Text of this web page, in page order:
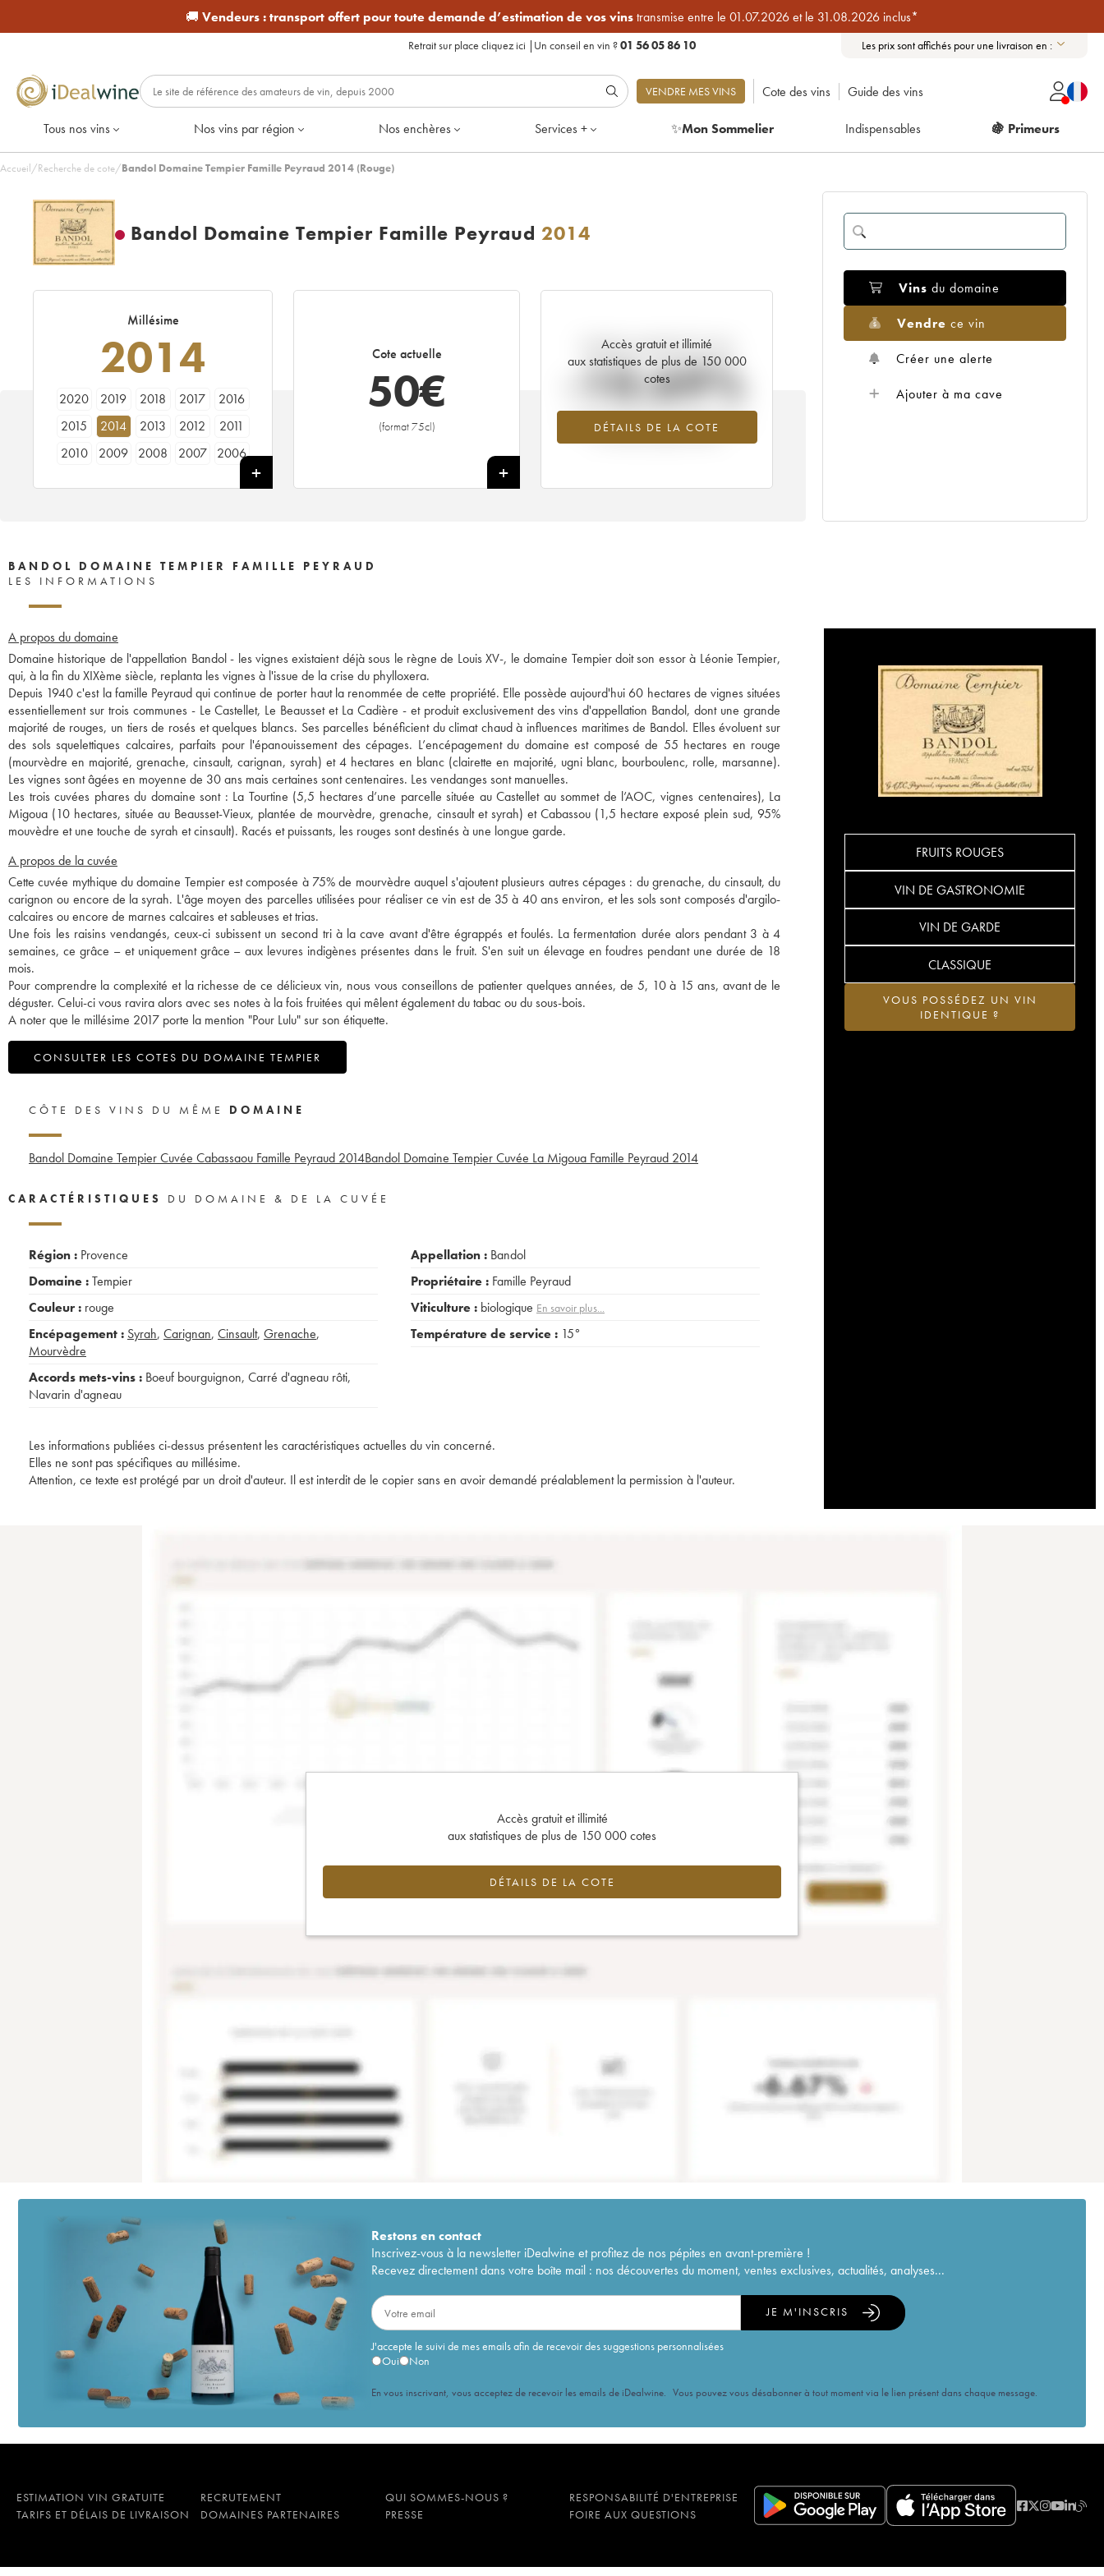
🚚 Vendeurs :transport offert pour toute demande d’estimation de vos vinstransmise entre le 01.07.2026 et le 31.08.2026 inclus*
Retrait sur place cliquez ici | Un conseil en vin ?01 56 05 86 10 Les prix sont affichés pour une livraison en :
VENDRE MES VINS Cote des vins Guide des vins
Tous nos vins Nos vins par région Nos enchères Services + ✨Mon Sommelier Indispensables 🍇 Primeurs
Accueil/Recherche de cote/Bandol Domaine Tempier Famille Peyraud 2014 (Rouge)
Bandol Domaine Tempier Famille Peyraud 2014
Millésime
2014
2020 2019 2018 2017
2016
2015
2014 2013 2012
2011
2010
2009 2008 2007
2006
1987
1986 1985 1982
1981
1979
1973 1972
Cote actuelle
50€
(format 75cl)
+
Accès gratuit et illimité
aux statistiques de plus de 150 000
cotes
DÉTAILS DE LA COTE
Tendance actuelle de la cote
-10.69%
Tendance à la baisse du millésime 2014
en 2026 par rapport à 2025
Vins du domaine
Vendre ce vin
Créer une alerte
Ajouter à ma cave
BANDOL DOMAINE TEMPIER FAMILLE PEYRAUD
LES INFORMATIONS
A propos du domaine
Domaine historique de l'appellation Bandol - les vignes existaient déjà sous le règne de Louis XV-, le domaine Tempier doit son essor à Léonie Tempier,
qui, à la fin du XIXème siècle, replanta les vignes à l'issue de la crise du phylloxera.
Depuis 1940 c'est la famille Peyraud qui continue de porter haut la renommée de cette propriété. Elle possède aujourd'hui 60 hectares de vignes situées
essentiellement sur trois communes - Le Castellet, Le Beausset et La Cadière - et produit exclusivement des vins d'appellation Bandol, dont une grande
majorité de rouges, un tiers de rosés et quelques blancs. Ses parcelles bénéficient du climat chaud à influences maritimes de Bandol. Elles évoluent sur
des sols squelettiques calcaires, parfaits pour l'épanouissement des cépages. L’encépagement du domaine est composé de 55 hectares en rouge
(mourvèdre en majorité, grenache, cinsault, carignan, syrah) et 4 hectares en blanc (clairette en majorité, ugni blanc, bourboulenc, rolle, marsanne).
Les vignes sont âgées en moyenne de 30 ans mais certaines sont centenaires. Les vendanges sont manuelles.
Les trois cuvées phares du domaine sont : La Tourtine (5,5 hectares d’une parcelle située au Castellet au sommet de l’AOC, vignes centenaires), La
Migoua (10 hectares, située au Beausset-Vieux, plantée de mourvèdre, grenache, cinsault et syrah) et Cabassou (1,5 hectare exposé plein sud, 95%
mouvèdre et une touche de syrah et cinsault). Racés et puissants, les rouges sont destinés à une longue garde.
A propos de la cuvée
Cette cuvée mythique du domaine Tempier est composée à 75% de mourvèdre auquel s'ajoutent plusieurs autres cépages : du grenache, du cinsault, du
carignon ou encore de la syrah. L'âge moyen des parcelles utilisées pour réaliser ce vin est de 35 à 40 ans environ, et les sols sont composés d'argilo-
calcaires ou encore de marnes calcaires et sableuses et trias.
Une fois les raisins vendangés, ceux-ci subissent un second tri à la cave avant d'être égrappés et foulés. La fermentation durée alors pendant 3 à 4
semaines, ce grâce – et uniquement grâce – aux levures indigènes présentes dans le fruit. S'en suit un élevage en foudres pendant une durée de 18
mois.
Pour comprendre la complexité et la richesse de ce délicieux vin, nous vous conseillons de patienter quelques années, de 5, 10 à 15 ans, avant de le
déguster. Celui-ci vous ravira alors avec ses notes à la fois fruitées qui mêlent également du tabac ou du sous-bois.
A noter que le millésime 2017 porte la mention "Pour Lulu" sur son étiquette.
CONSULTER LES COTES DU DOMAINE TEMPIER
FRUITS ROUGES
VIN DE GASTRONOMIE
VIN DE GARDE
CLASSIQUE
VOUS POSSÉDEZ UN VIN
IDENTIQUE ?
CÔTE DES VINS DU MÊME DOMAINE
Bandol Domaine Tempier Cuvée Cabassaou Famille Peyraud 2014Bandol Domaine Tempier Cuvée La Migoua Famille Peyraud 2014
CARACTÉRISTIQUES DU DOMAINE & DE LA CUVÉE
Région : Provence
Domaine :Tempier
Couleur : rouge
Encépagement : Syrah, Carignan, Cinsault, Grenache,
Mourvèdre
Accords mets-vins : Boeuf bourguignon, Carré d'agneau rôti,
Navarin d'agneau
Appellation : Bandol
Propriétaire : Famille Peyraud
Viticulture : biologique En savoir plus...
Température de service : 15°
Les informations publiées ci-dessus présentent les caractéristiques actuelles du vin concerné.
Elles ne sont pas spécifiques au millésime.
Attention, ce texte est protégé par un droit d'auteur. Il est interdit de le copier sans en avoir demandé préalablement la permission à l'auteur.
Accès gratuit et illimité
aux statistiques de plus de 150 000 cotes
DÉTAILS DE LA COTE
Restons encontact
Inscrivez-vous à la newsletter iDealwine et profitez de nos pépites en avant-première !
Recevez directement dans votre boîte mail : nos découvertes du moment, ventes exclusives, actualités, analyses...
J'accepte le suivi de mes emails afin de recevoir des suggestions personnalisées
Oui
Non
JE M'INSCRIS
En vous inscrivant, vous acceptez de recevoir les emails de iDealwine. Vous pouvez vous désabonner à tout moment via le lien présent dans chaque message.
ESTIMATION VIN GRATUITE RECRUTEMENT QUI SOMMES-NOUS ?
RESPONSABILITÉ D'ENTREPRISE
TARIFS ET DÉLAIS DE LIVRAISON
DOMAINES PARTENAIRES PRESSE FOIRE AUX QUESTIONS